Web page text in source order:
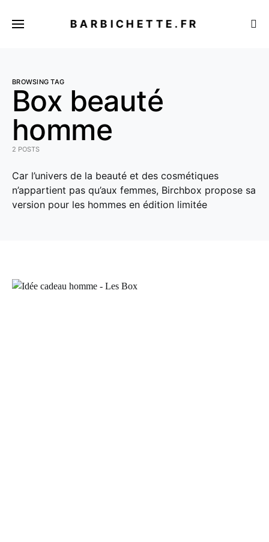
BARBICHETTE.FR
BROWSING TAG
Box beauté
homme
2 POSTS
Car l’univers de la beauté et des cosmétiques
n’appartient pas qu’aux femmes, Birchbox propose sa
version pour les hommes en édition limitée